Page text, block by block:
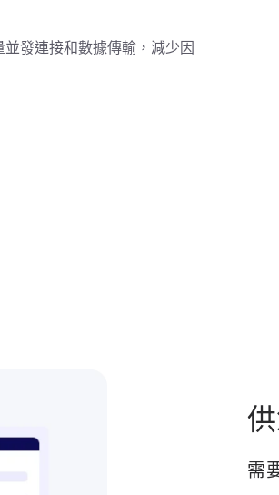
發連接和數據傳輸，減少因
需